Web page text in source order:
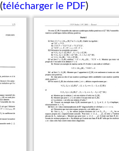
(télécharger le PDF)